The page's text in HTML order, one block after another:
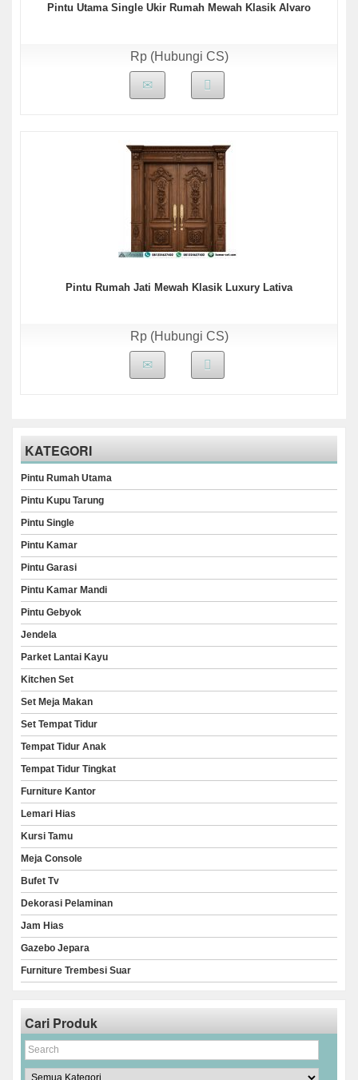
Pintu Utama Single Ukir Rumah Mewah Klasik Alvaro
Rp (Hubungi CS)
Pintu Rumah Jati Mewah Klasik Luxury Lativa
Rp (Hubungi CS)
KATEGORI
Pintu Rumah Utama
Pintu Kupu Tarung
Pintu Single
Pintu Kamar
Pintu Garasi
Pintu Kamar Mandi
Pintu Gebyok
Jendela
Parket Lantai Kayu
Kitchen Set
Set Meja Makan
Set Tempat Tidur
Tempat Tidur Anak
Tempat Tidur Tingkat
Furniture Kantor
Lemari Hias
Kursi Tamu
Meja Console
Bufet Tv
Dekorasi Pelaminan
Jam Hias
Gazebo Jepara
Furniture Trembesi Suar
Cari Produk